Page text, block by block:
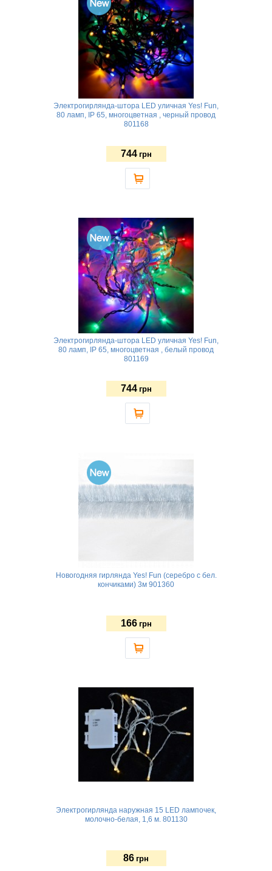
Электрогирлянда-штора LED уличная Yes! Fun,
80 ламп, IP 65, многоцветная , черный провод
801168
744 грн
Электрогирлянда-штора LED уличная Yes! Fun,
80 ламп, IP 65, многоцветная , белый провод
801169
744 грн
Новогодняя гирлянда Yes! Fun (серебро с бел.
кончиками) 3м 901360
166 грн
Электрогирлянда наружная 15 LED лампочек,
молочно-белая, 1,6 м. 801130
86 грн